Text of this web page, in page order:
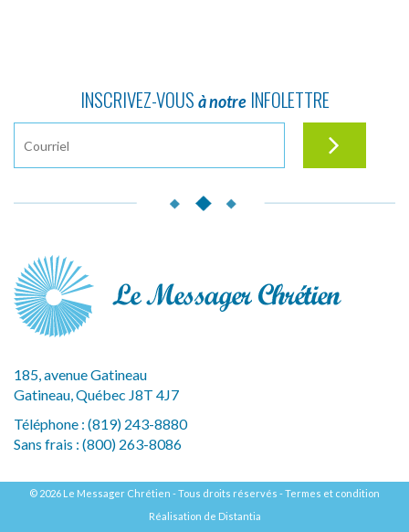
INSCRIVEZ-VOUS à notreINFOLETTRE
185, avenue Gatineau
Gatineau, Québec J8T 4J7
Téléphone : (819) 243-8880
Sans frais : (800) 263-8086
© 2026 Le Messager Chrétien - Tous droits réservés -Termes et condition
Réalisation de Distantia